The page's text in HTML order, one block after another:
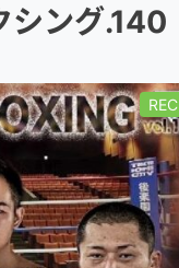
シング.140
REC